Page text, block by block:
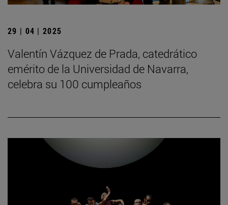
29 | 04 | 2025
Valentín Vázquez de Prada, catedrático
emérito de la Universidad de Navarra,
celebra su 100 cumpleaños